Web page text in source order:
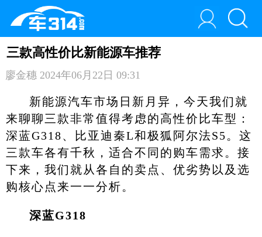
三款高性价比新能源车推荐
廖金穗 2024年06月22日 09:31
新能源汽车市场日新月异，今天我们就
来聊聊三款非常值得考虑的高性价比车型：
深蓝G318、比亚迪秦L和极狐阿尔法S5。这
三款车各有千秋，适合不同的购车需求。接
下来，我们就从各自的卖点、优劣势以及选
购核心点来一一分析。
深蓝G318